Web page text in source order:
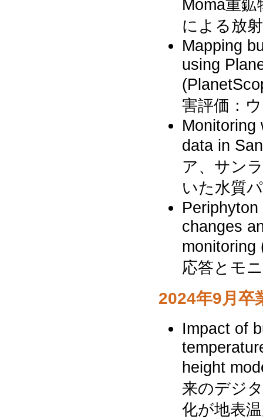
Moma重
による放
Mapping
using
害評価：
Monitoring
data in
ア、サン
いた水質
changes
monitoring
応答とモ
2024年9月卒
Impact of
height
来のデジ
化が地表